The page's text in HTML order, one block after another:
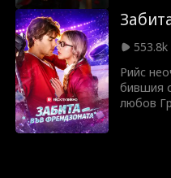
двамата
ще
или
Трент
любов с
може да
553.8k
Рийс
бившия
любов